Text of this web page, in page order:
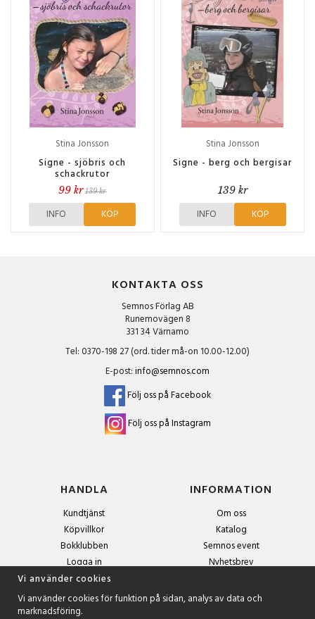
Stina Jonsson
Signe - sjöbris och
schackrutor
99 kr 139 kr
INFO KÖP
Stina Jonsson
Signe - berg och bergisar
139 kr
INFO KÖP
KONTAKTA OSS
Semnos Förlag AB
Runemovägen 8
331 34 Värnamo
Tel: 0370-198 27 (ord. tider må-on 10.00-12.00)
E-post:info@semnos.com
Följ oss på Facebook
Följ oss på Instagram
HANDLA
Kundtjänst
Köpvillkor
Bokklubben
Logga in
INFORMATION
Om oss
Katalog
Semnos event
Nyhetsbrev
Vi använder cookies
Vi använder cookies för funktion på sidan, analys av data och
marknadsföring.